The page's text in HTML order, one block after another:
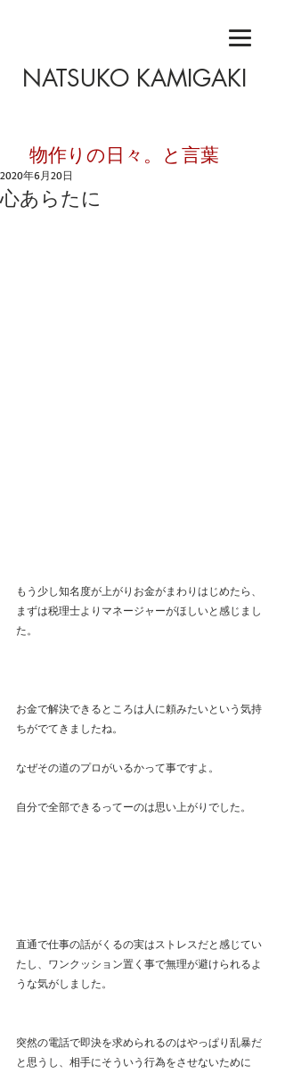
NATSUKO KAMIGAKI
​物作りの日々。と言葉
心あらたに
2020年6月20日
もう少し知名度が上がりお金がまわりはじめたら、
まずは税理士よりマネージャーがほしいと感じまし
た。
お金で解決できるところは人に頼みたいという気持
ちがでてきましたね。
なぜその道のプロがいるかって事ですよ。
自分で全部できるってーのは思い上がりでした。
直通で仕事の話がくるの実はストレスだと感じてい
たし、ワンクッション置く事で無理が避けられるよ
うな気がしました。
突然の電話で即決を求められるのはやっぱり乱暴だ
と思うし、相手にそういう行為をさせないために